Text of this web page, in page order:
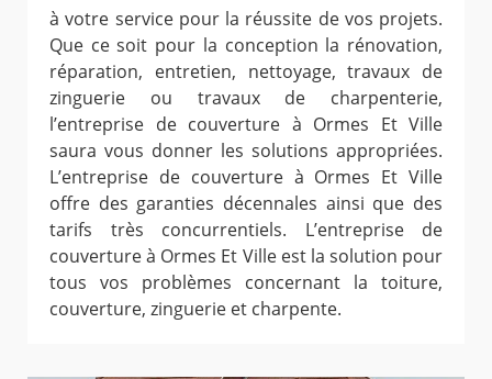
à votre service pour la réussite de vos projets.
Que ce soit pour la conception la rénovation,
réparation, entretien, nettoyage, travaux de
zinguerie ou travaux de charpenterie,
l’entreprise de couverture à Ormes Et Ville
saura vous donner les solutions appropriées.
L’entreprise de couverture à Ormes Et Ville
offre des garanties décennales ainsi que des
tarifs très concurrentiels. L’entreprise de
couverture à Ormes Et Ville est la solution pour
tous vos problèmes concernant la toiture,
couverture, zinguerie et charpente.